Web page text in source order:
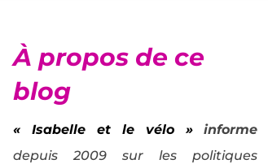
À propos de ce
blog
« Isabelle et le vélo »informe
depuis 2009 sur les politiques